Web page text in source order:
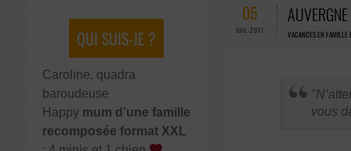
QUI SUIS-JE ?
Caroline, quadra
baroudeuse
Happy mum d’une famille
recomposée format XXL
05
JUIL-2017 VACANCES EN FAMILLE
vous